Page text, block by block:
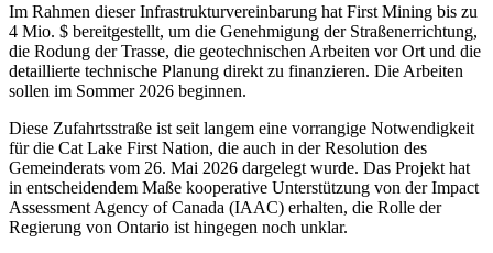
Im Rahmen dieser Infrastrukturvereinbarung hat First Mining bis zu
4 Mio. $ bereitgestellt, um die Genehmigung der Straßenerrichtung,
die Rodung der Trasse, die geotechnischen Arbeiten vor Ort und die
detaillierte technische Planung direkt zu finanzieren. Die Arbeiten
sollen im Sommer 2026 beginnen.
Diese Zufahrtsstraße ist seit langem eine vorrangige Notwendigkeit
für die Cat Lake First Nation, die auch in der Resolution des
Gemeinderats vom 26. Mai 2026 dargelegt wurde. Das Projekt hat
in entscheidendem Maße kooperative Unterstützung von der Impact
Assessment Agency of Canada (IAAC) erhalten, die Rolle der
Regierung von Ontario ist hingegen noch unklar.